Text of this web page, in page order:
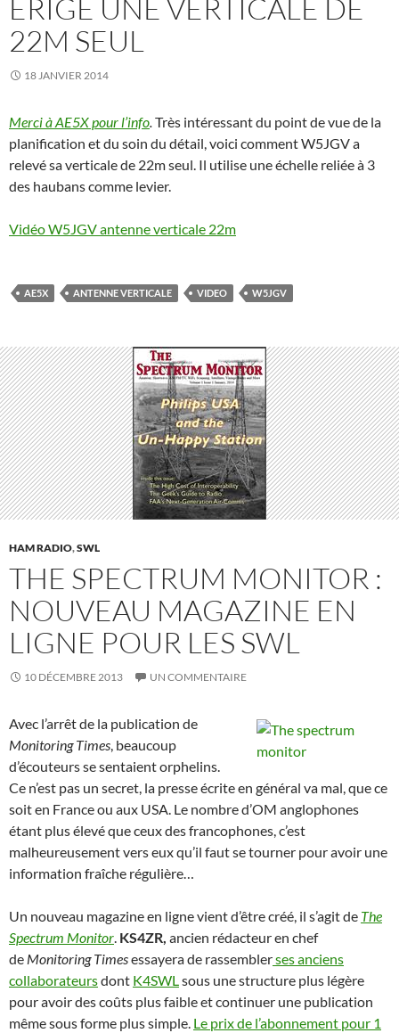
ÉRIGE UNE VERTICALE DE
22M SEUL
18 JANVIER 2014
Merci à AE5X pour l’info.Très intéressant du point de vue de la
planification et du soin du détail, voici comment W5JGV a
relevé sa verticale de 22m seul. Il utilise une échelle reliée à 3
des haubans comme levier.
Vidéo W5JGV antenne verticale 22m
AE5X ANTENNE VERTICALE VIDEO W5JGV
HAM RADIO,SWL
THE SPECTRUM MONITOR :
NOUVEAU MAGAZINE EN
LIGNE POUR LES SWL
10 DÉCEMBRE 2013 UN COMMENTAIRE
Avec l’arrêt de la publication de
Monitoring Times, beaucoup
d’écouteurs se sentaient orphelins.
Ce n’est pas un secret, la presse écrite en général va mal, que ce
soit en France ou aux USA. Le nombre d’OM anglophones
étant plus élevé que ceux des francophones, c’est
malheureusement vers eux qu’il faut se tourner pour avoir une
information fraîche régulière…
Un nouveau magazine en ligne vient d’être créé, il s’agit de The
Spectrum Monitor. KS4ZR, ancien rédacteur en chef
de Monitoring Timesessayera de rassemblerses anciens
collaborateursdont K4SWLsous une structure plus légère
pour avoir des coûts plus faible et continuer une publication
même sous forme plus simple. Le prix de l’abonnement pour 1